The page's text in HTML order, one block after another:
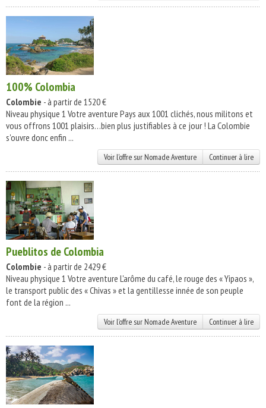
100% Colombia
Colombie - à partir de 1520 €
Niveau physique 1 Votre aventure Pays aux 1001 clichés, nous militons et
vous offrons 1001 plaisirs…bien plus justifiables à ce jour ! La Colombie
s'ouvre donc enfin ...
Voir l'offre sur Nomade Aventure Continuer à lire
Pueblitos de Colombia
Colombie - à partir de 2429 €
Niveau physique 1 Votre aventure L'arôme du café, le rouge des « Yipaos »,
le transport public des « Chivas » et la gentillesse innée de son peuple
font de la région ...
Voir l'offre sur Nomade Aventure Continuer à lire